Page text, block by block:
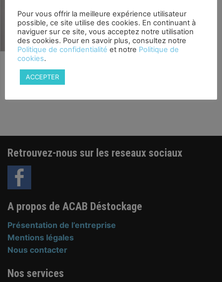
Cutter lame rétractable
semi-automatique
1,90€
Retrouvez-nous sur les reseaux sociaux
A propos de ACAB Déstockage
Présentation de l’entreprise
Mentions légales
Nous contacter
Nos services
Pour vous offrir la meilleure expérience utilisateur
possible, ce site utilise des cookies. En continuant à
naviguer sur ce site, vous acceptez notre utilisation
des cookies. Pour en savoir plus, consultez notre
Politique de confidentialité et notre Politique de
cookies.
ACCEPTER